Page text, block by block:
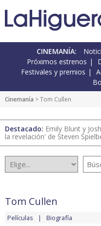
CINEMANÍA:
Próximos estrenos
Festivales y premios
Cinemanía > Tom Cullen
Destacado: Emily Blunt y
la revelación' de Steven
Tom Cullen
Películas Biografía